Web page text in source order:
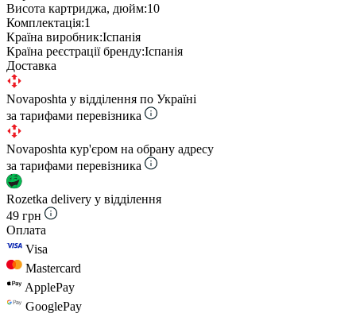
Висота картриджа, дюйм:10
Комплектація:1
Країна виробник:Іспанія
Країна реєстрації бренду:Іспанія
Доставка
Novaposhta у відділення по Україні
за тарифами перевізника
Novaposhta кур'єром на обрану адресу
за тарифами перевізника
Rozetka delivery у відділення
49 грн
Оплата
Visa
Mastercard
ApplePay
GooglePay